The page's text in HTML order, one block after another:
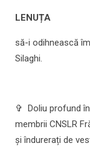
LENUȚA
să-i odihnească
Silaghi.
✞ Doliu profund în
membrii CNSLR
și îndurerați de